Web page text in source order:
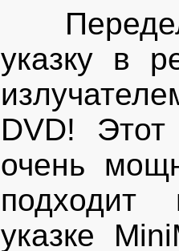
указку в
DVD!
очень
указке